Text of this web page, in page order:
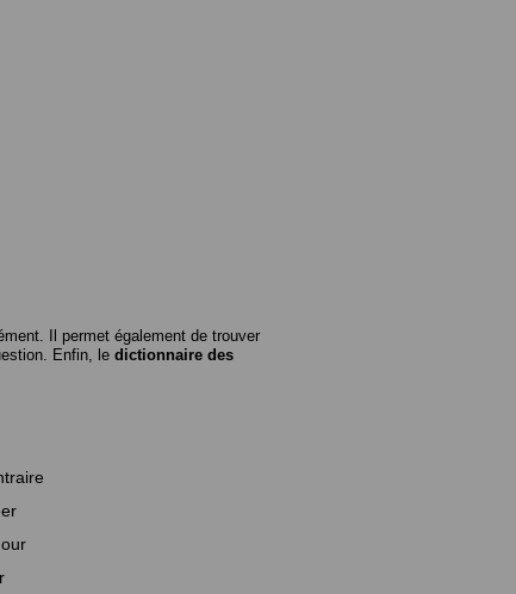
Il permet également de trouver
Enfin, le dictionnaire des